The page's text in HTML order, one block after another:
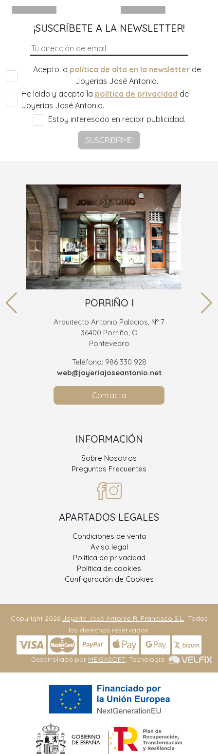
¡SUSCRÍBETE A LA NEWSLETTER!
Acepto la política de alta en la newsletter de
Joyerías José Antonio.
He leído y acepto la política de privacidad de
Joyerías José Antonio.
Estoy interesado en recibir publicidad.
¡SUSCRIBIRME!
PORRIÑO I
Arquitecto Antonio Palacios, Nº 7
36400 Porriño, O
Pontevedra
Teléfono: 986 330 928
web@joyeriajoseantonio.net
Contacta
INFORMACIÓN
Sobre Nosotros
Preguntas Frecuentes
APARTADOS LEGALES
Condiciones de venta
Aviso legal
Política de privacidad
Política de cookies
Configuración de Cookies
Copyright 2026 Joyeria José Antonio R. Francisco S.L.. Todos
los derechos reservados.
Desarrollado por MEIGASOFT . Tecnología